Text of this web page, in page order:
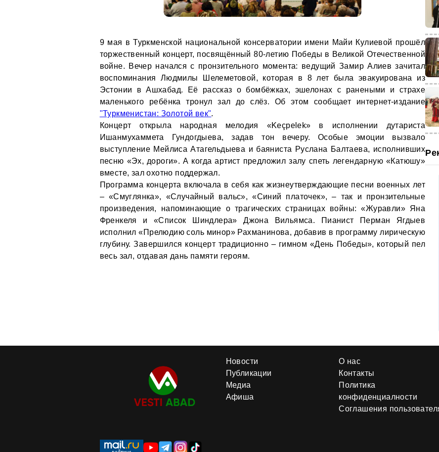
9 мая в Туркменской национальной консерватории имени Майи Кулиевой прошёл
торжественный концерт, посвящённый 80-летию Победы в Великой Отечественной
войне. Вечер начался с пронзительного момента: ведущий Замир Алиев зачитал
воспоминания Людмилы Шелеметовой, которая в 8 лет была эвакуирована из
Эстонии в Ашхабад. Её рассказ о бомбёжках, эшелонах с ранеными и страхе
маленького ребёнка тронул зал до слёз. Об этом сообщает интернет-издание
"Туркменистан: Золотой век".
Концерт открыла народная мелодия «Keçpelek» в исполнении дутариста
Ишанмухаммета Гундогдыева, задав тон вечеру. Особые эмоции вызвало
выступление Мейлиса Атагельдыева и баяниста Руслана Балтаева, исполнивших
песню «Эх, дороги». А когда артист предложил залу спеть легендарную «Катюшу»
вместе, зал охотно поддержал.
Программа концерта включала в себя как жизнеутверждающие песни военных лет
– «Смуглянка», «Случайный вальс», «Синий платочек», – так и пронзительные
произведения, напоминающие о трагических страницах войны: «Журавли» Яна
Френкеля и «Список Шиндлера» Джона Вильямса. Пианист Перман Ягдыев
исполнил «Прелюдию соль минор» Рахманинова, добавив в программу лирическую
глубину. Завершился концерт традиционно – гимном «День Победы», который пел
весь зал, отдавая дань памяти героям.
Новости
Публикации
Медиа
Афиша
О нас
Контакты
Политика
конфиденциалности
Соглашения